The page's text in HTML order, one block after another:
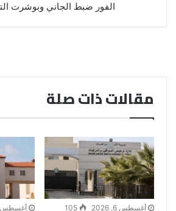
الفور ضبط الجاني وبوشرت
مقالات ذات صلة
أغسطس 6, 2026 105 أغسطس 6, 2026